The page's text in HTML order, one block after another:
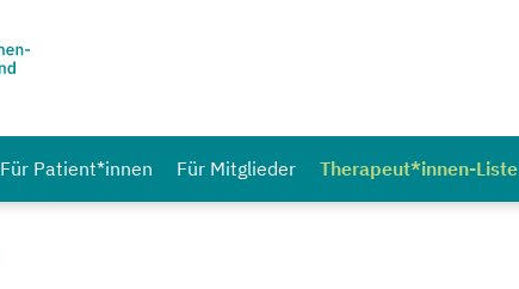
Für Patient*innen Für Mitglieder Therapeut*innen-Liste